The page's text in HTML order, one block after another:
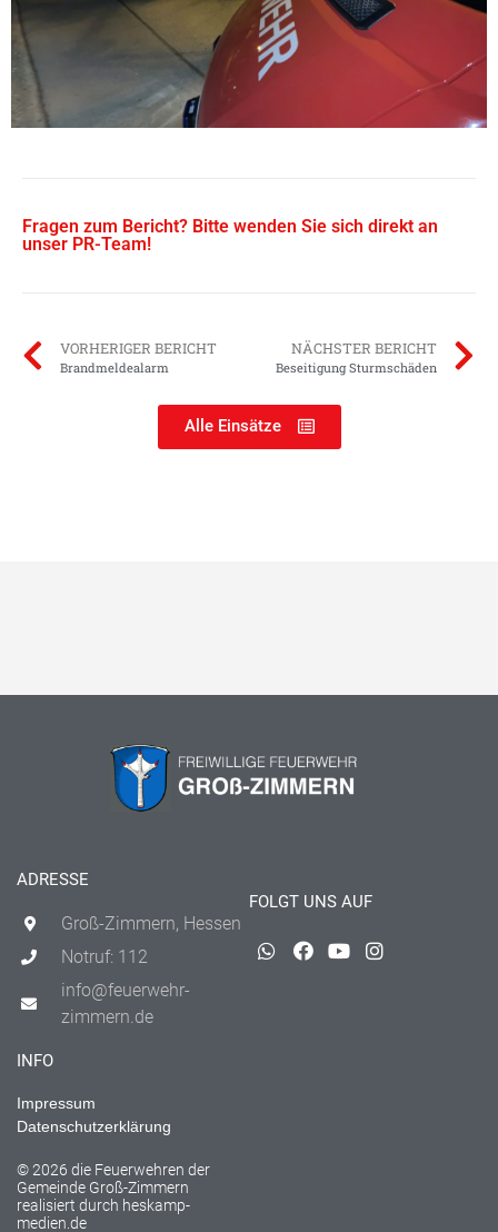
Fragen zum Bericht? Bitte wenden Sie sich direkt an
unser PR-Team!
VORHERIGER BERICHT
Brandmeldealarm
NÄCHSTER BERICHT
Beseitigung Sturmschäden
Alle Einsätze
ADRESSE
Groß-Zimmern, Hessen
Notruf: 112
info@feuerwehr-
zimmern.de
FOLGT UNS AUF
INFO
Impressum
Datenschutzerklärung
© 2026 die Feuerwehren der
Gemeinde Groß-Zimmern
realisiert durch heskamp-
medien.de